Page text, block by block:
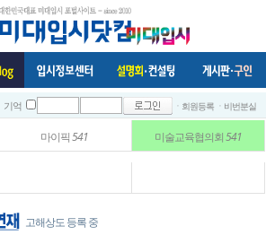
기억 ㆍ회원등록 ㆍ비번분실
마이픽541 미술교육협의회541
고해상도 등록 중